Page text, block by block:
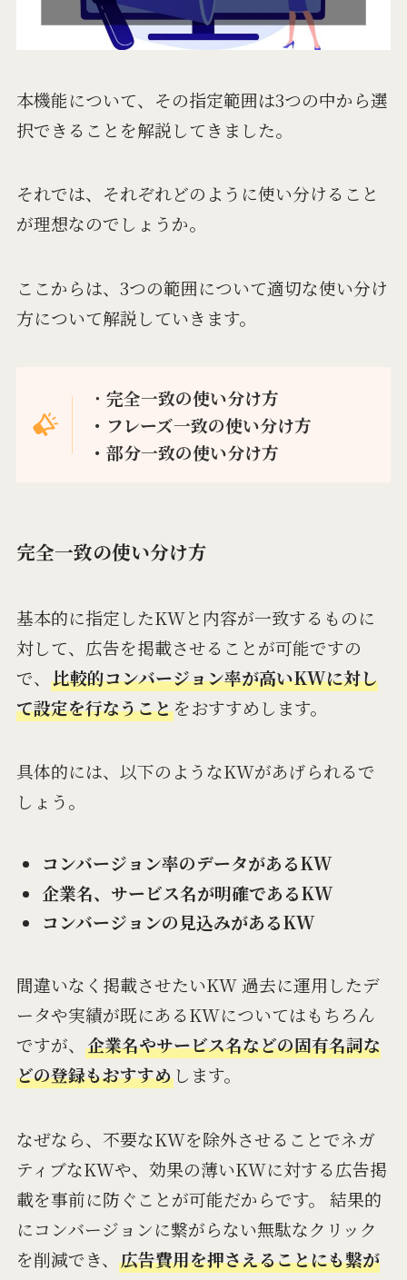
本機能について、その指定範囲は3つの中から選
択できることを解説してきました。
それでは、それぞれどのように使い分けること
が理想なのでしょうか。
ここからは、3つの範囲について適切な使い分け
方について解説していきます。
・ 完全一致の使い分け方
・フレーズ一致の使い分け方
・部分一致の使い分け方
完全一致の使い分け方
基本的に指定したKWと内容が一致するものに
対して、広告を掲載させることが可能ですの
で、 比較的コンバージョン率が高いKWに対し
て設定を行なうことをおすすめします。
具体的には、以下のようなKWがあげられるで
しょう。
コンバージョン率のデータがあるKW
企業名、サービス名が明確であるKW
コンバージョンの見込みがあるKW
間違いなく掲載させたいKW 過去に運用したデ
ータや実績が既にあるKWについてはもちろん
ですが、 企業名やサービス名などの固有名詞な
どの登録もおすすめします。
なぜなら、不要なKWを除外させることでネガ
ティブなKWや、効果の薄いKWに対する広告掲
載を事前に防ぐことが可能だからです。 結果的
にコンバージョンに繋がらない無駄なクリック
を削減でき、 広告費用を押さえることにも繋が